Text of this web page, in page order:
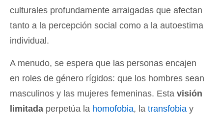
culturales profundamente arraigadas que afectan
tanto a la percepción social como a la autoestima
individual.
A menudo, se espera que las personas encajen
en roles de género rígidos: que los hombres sean
masculinos y las mujeres femeninas. Esta visión
limitada perpetúa la homofobia, la transfobia y